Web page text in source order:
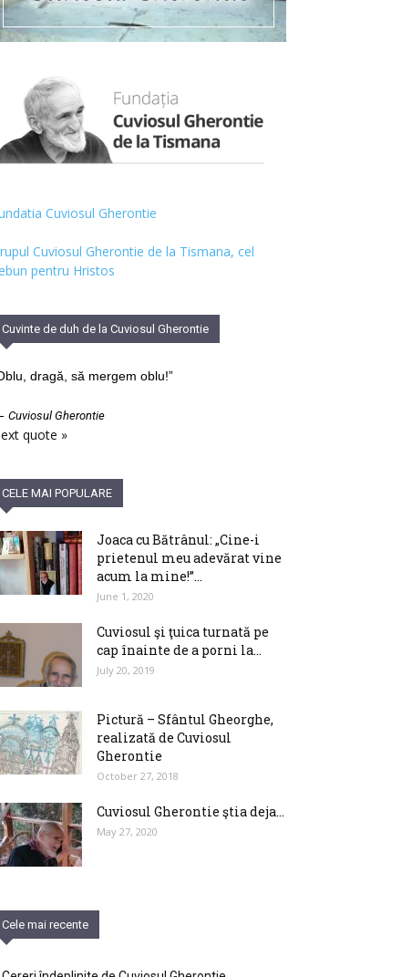
Cuviosul Gherontie
Cuviosul Gherontie de la Tismana, cel
pentru Hristos
Cuvinte de duh de la Cuviosul Gherontie
dragă, să mergem oblu!”
Cuviosul Gherontie
quote »
CELE MAI POPULARE
Joaca cu Bătrânul: „Cine-i
prietenul meu adevărat vine
acum la mine!”...
June 1, 2020
Cuviosul şi ţuica turnată pe
cap înainte de a porni la...
July 20, 2019
Pictură – Sfântul Gheorghe,
realizată de Cuviosul
Gherontie
October 27, 2018
Cuviosul Gherontie ştia deja…
May 27, 2020
Cele mai recente